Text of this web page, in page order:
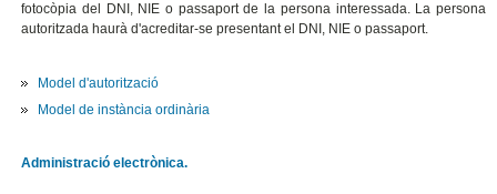
fotocòpia del DNI, NIE o passaport de la persona interessada. La persona
autoritzada haurà d'acreditar-se presentant el DNI, NIE o passaport.
Model d'autorització
Model de instància ordinària
Administració electrònica.